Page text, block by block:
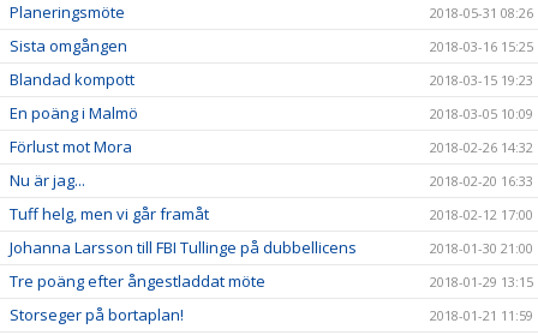
Planeringsmöte 2018-05-31 08:26
Sista omgången 2018-03-16 15:25
Blandad kompott 2018-03-15 19:23
En poäng i Malmö 2018-03-05 10:09
Förlust mot Mora 2018-02-26 14:32
Nu är jag... 2018-02-20 16:33
Tuff helg, men vi går framåt 2018-02-12 17:00
Johanna Larsson till FBI Tullinge på dubbellicens 2018-01-30 21:00
Tre poäng efter ångestladdat möte 2018-01-29 13:15
Storseger på bortaplan! 2018-01-21 11:59